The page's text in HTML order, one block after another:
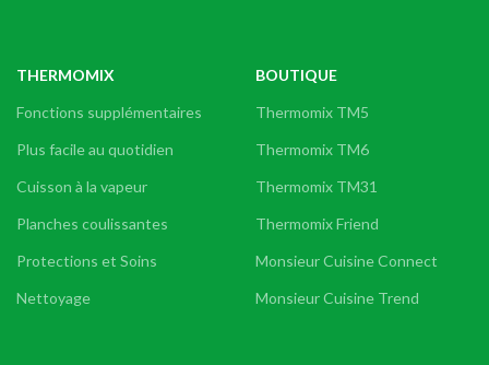
THERMOMIX
Fonctions supplémentaires
Plus facile au quotidien
Cuisson à la vapeur
Planches coulissantes
Protections et Soins
Nettoyage
BOUTIQUE
Thermomix TM5
Thermomix TM6
Thermomix TM31
Thermomix Friend
Monsieur Cuisine Connect
Monsieur Cuisine Trend